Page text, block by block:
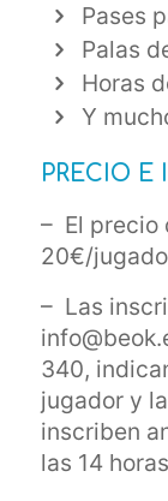
Pases
Palas
Horas
Y
PRECIO E
– El precio
20€/
– Las
340,
jugador y
inscriben
las 14